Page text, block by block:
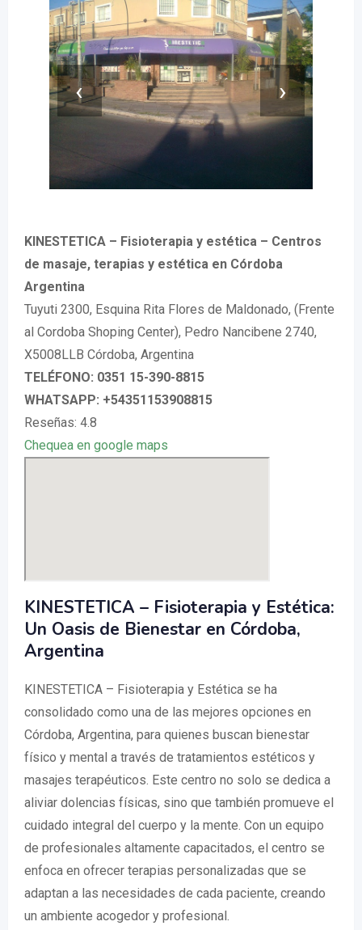
‹ ›
KINESTETICA – Fisioterapia y estética – Centros
de masaje, terapias y estética en Córdoba
Argentina
Tuyuti 2300, Esquina Rita Flores de Maldonado, (Frente
al Cordoba Shoping Center), Pedro Nancibene 2740,
X5008LLB Córdoba, Argentina
TELÉFONO: 0351 15-390-8815
WHATSAPP: +54351153908815
Reseñas: 4.8
Chequea en google maps
KINESTETICA – Fisioterapia y Estética:
Un Oasis de Bienestar en Córdoba,
Argentina
KINESTETICA – Fisioterapia y Estética se ha
consolidado como una de las mejores opciones en
Córdoba, Argentina, para quienes buscan bienestar
físico y mental a través de tratamientos estéticos y
masajes terapéuticos. Este centro no solo se dedica a
aliviar dolencias físicas, sino que también promueve el
cuidado integral del cuerpo y la mente. Con un equipo
de profesionales altamente capacitados, el centro se
enfoca en ofrecer terapias personalizadas que se
adaptan a las necesidades de cada paciente, creando
un ambiente acogedor y profesional.